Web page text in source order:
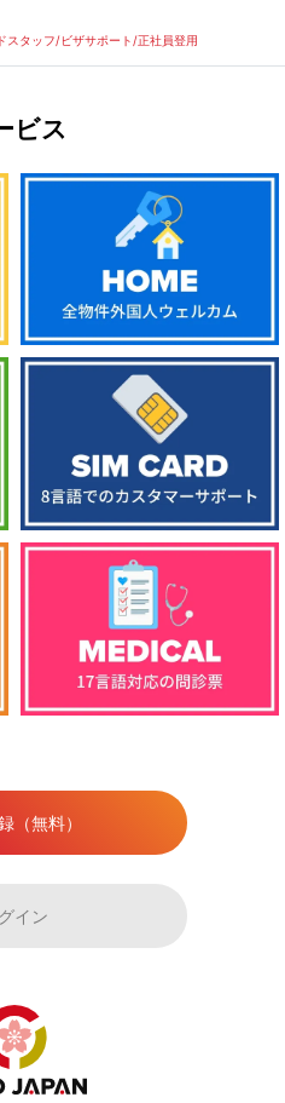
スタッフ/ビザサポート/正社員登用
ビス
（無料）
イン